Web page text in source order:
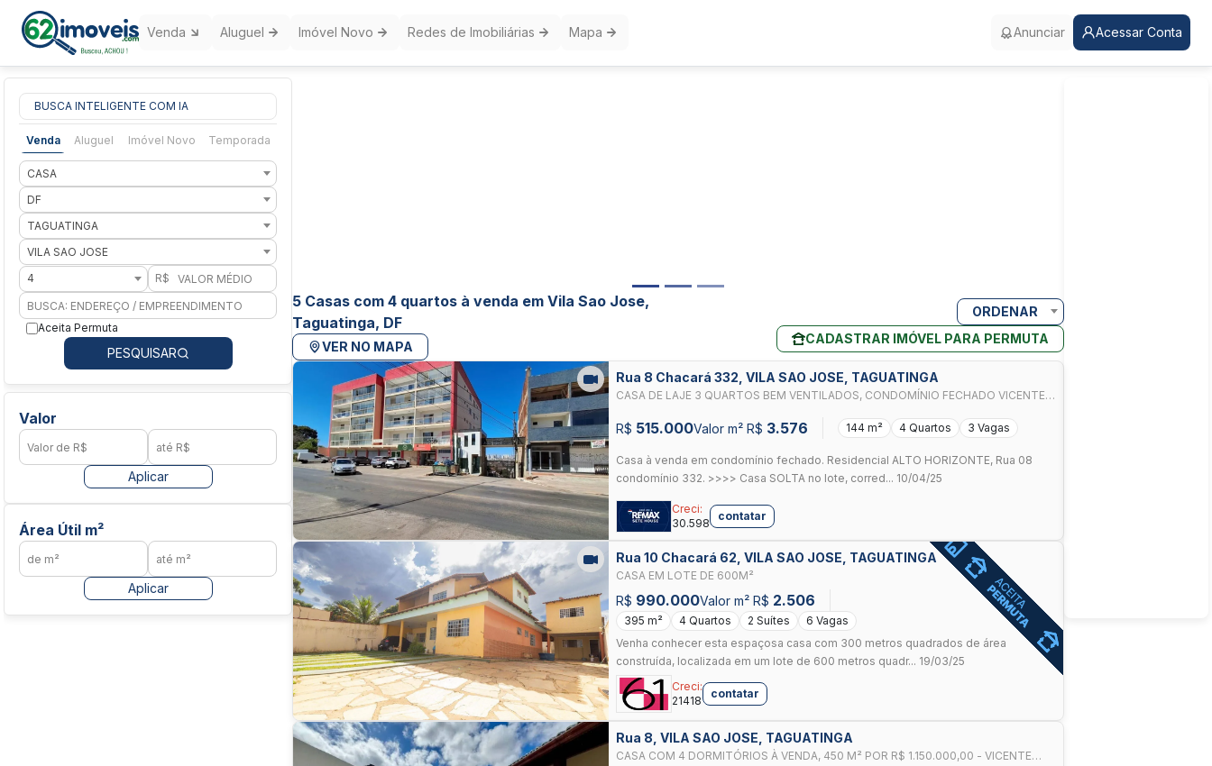
Venda Aluguel Imóvel Novo Redes de Imobiliárias Mapa Anunciar Acessar Conta
BUSCA INTELIGENTE COM IA
Venda Aluguel Imóvel Novo Temporada
CASA
DF
TAGUATINGA
VILA SAO JOSE
4
R$
Aceita Permuta
PESQUISAR
Valor
Aplicar
Área Útil m²
Aplicar
5 Casas com 4 quartos à venda em Vila Sao Jose,
Taguatinga, DF
VER NO MAPA
ORDENAR
CADASTRAR IMÓVEL PARA PERMUTA
Rua 8 Chacará 332, VILA SAO JOSE, TAGUATINGA
CASA DE LAJE 3 QUARTOS BEM VENTILADOS, CONDOMÍNIO FECHADO VICENTE
R$ 515.000Valor m² R$ 3.576 144 m² 4 Quartos 3 Vagas
Casa à venda em condomínio fechado. Residencial ALTO HORIZONTE, Rua 08
condomínio 332. >>>> Casa SOLTA no lote, corred... 10/04/25
Creci:
30.598
contatar
Rua 10 Chacará 62, VILA SAO JOSE, TAGUATINGA
CASA EM LOTE DE 600M²
R$ 990.000Valor m² R$ 2.506
395 m² 4 Quartos 2 Suítes
6 Vagas
Venha conhecer esta espaçosa casa com 300 metros quadrados de área
construída, localizada em um lote de 600 metros quadr... 19/03/25
Creci:
21418
contatar
Rua 8, VILA SAO JOSE, TAGUATINGA
CASA COM 4 DORMITÓRIOS À VENDA, 450 M² POR R$ 1.150.000,00 - VICENTE